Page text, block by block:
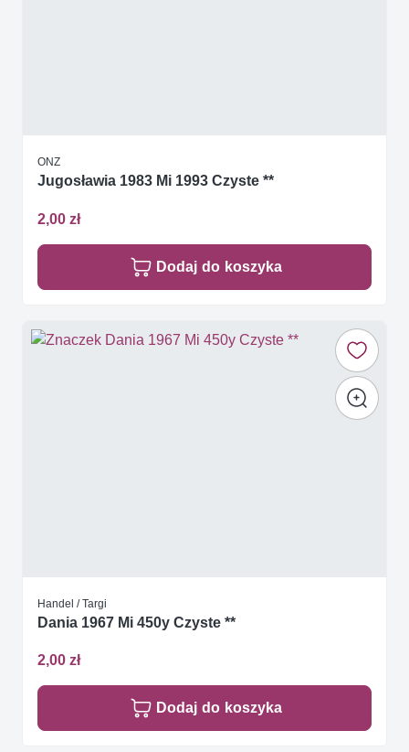
ONZ
Jugosławia 1983 Mi 1993 Czyste **
2,00 zł
Dodaj do koszyka
Handel / Targi
Dania 1967 Mi 450y Czyste **
2,00 zł
Dodaj do koszyka